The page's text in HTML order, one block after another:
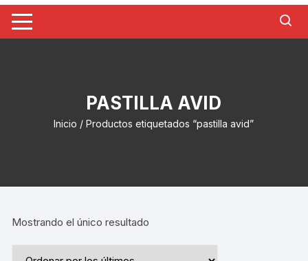
PASTILLA AVID
Inicio / Productos etiquetados “pastilla avid”
Mostrando el único resultado